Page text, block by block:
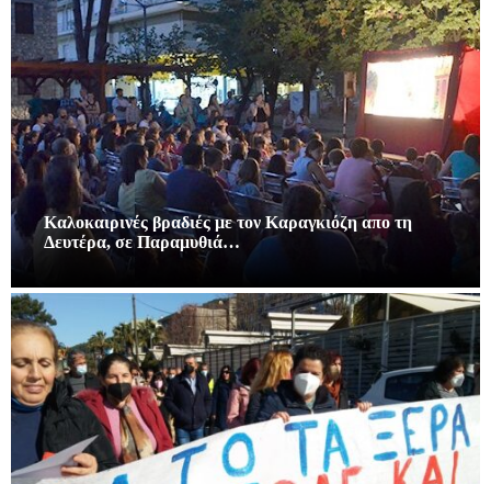
Καλοκαιρινές βραδιές με τον Καραγκιόζη απο τη
Δευτέρα, σε Παραμυθιά…